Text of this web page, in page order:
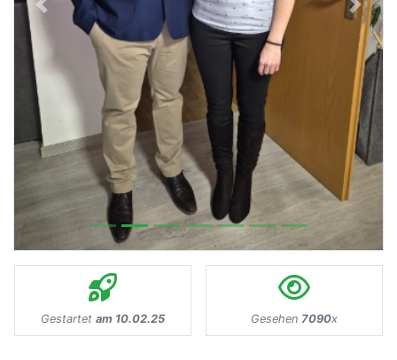
Previous Next
Gestartet am 10.02.25 Gesehen 7090x